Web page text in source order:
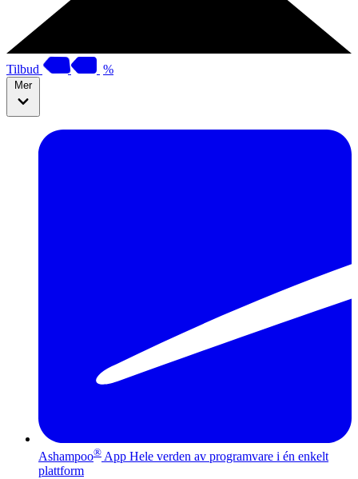
Tilbud %
Mer
Ashampoo® App Hele verden av programvare i én enkelt
plattform